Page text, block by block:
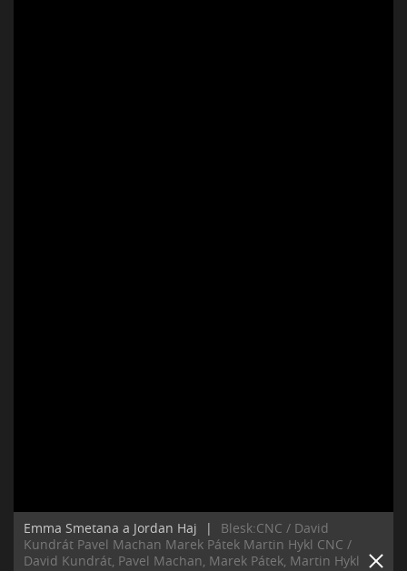
Emma Smetana a Jordan Haj |
Blesk:CNC / David
Kundrát Pavel Machan Marek Pátek Martin Hykl CNC /
David Kundrát, Pavel Machan, Marek Pátek, Martin Hykl